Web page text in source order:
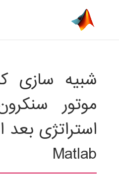
شبیه سازی
موتور
استراتژی بعد
Matlab